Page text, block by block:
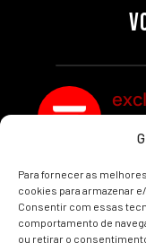
Para fornecer as
cookies para armazenar
Consentir com essas
comportamento de
ou retirar o
SEGMENTOS
Por